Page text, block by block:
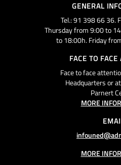
GENERAL
Tel.: 91 398 66 36.
Thursday from 9:00 to
to 18:00h. Friday
FACE TO FACE
Face to face
Headquarters or
Parnert
MORE
MORE